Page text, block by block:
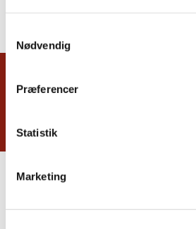
Nødvendig
Præferencer
Statistik
Marketing
Du vil måske også